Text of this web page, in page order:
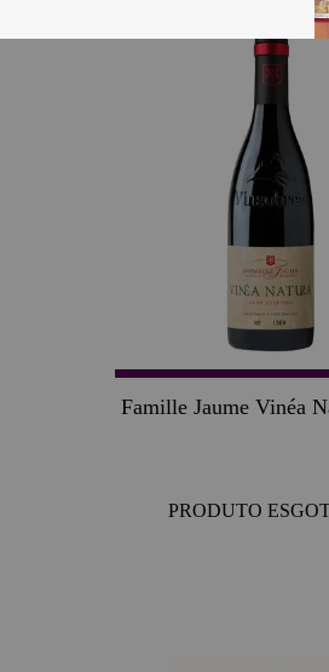
Famille Jaume Vinéa
PRODUTO